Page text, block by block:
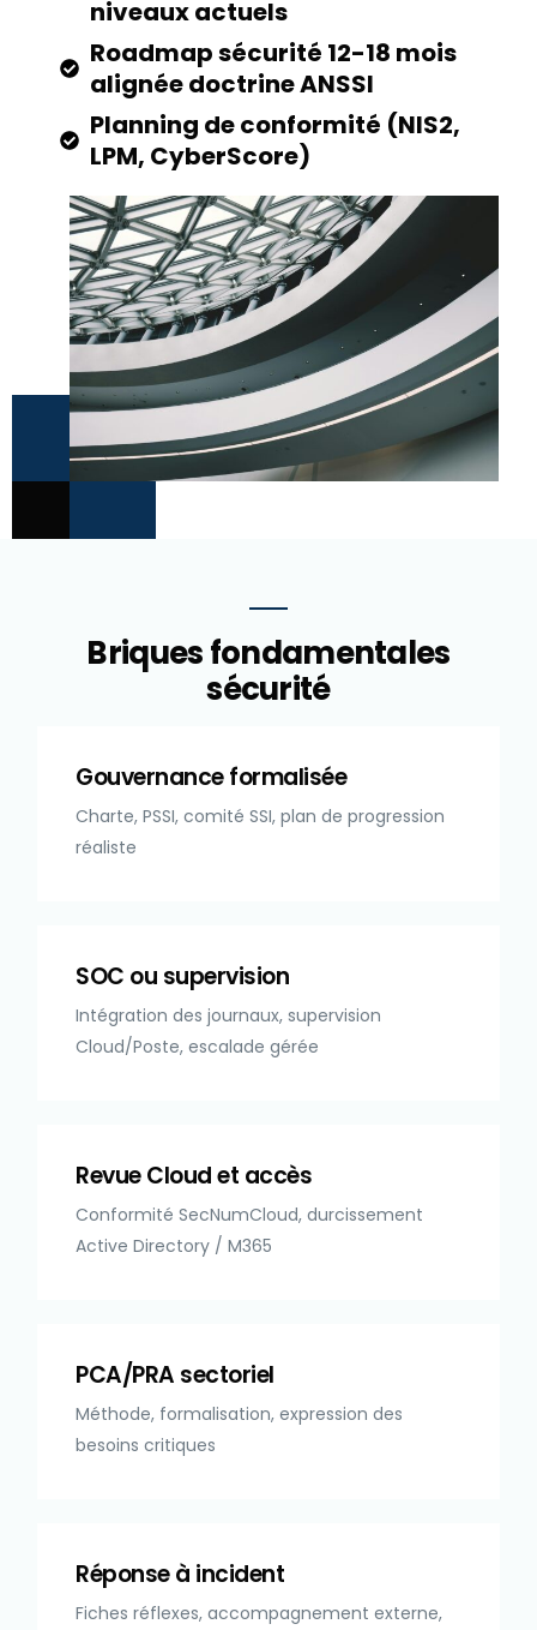
niveaux actuels
Roadmap sécurité 12-18 mois
alignée doctrine ANSSI
Planning de conformité (NIS2,
LPM, CyberScore)
Briques fondamentales
sécurité
Gouvernance formalisée
Charte, PSSI, comité SSI, plan de progression
réaliste
SOC ou supervision
Intégration des journaux, supervision
Cloud/Poste, escalade gérée
Revue Cloud et accès
Conformité SecNumCloud, durcissement
Active Directory / M365
PCA/PRA sectoriel
Méthode, formalisation, expression des
besoins critiques
Réponse à incident
Fiches réflexes, accompagnement externe,